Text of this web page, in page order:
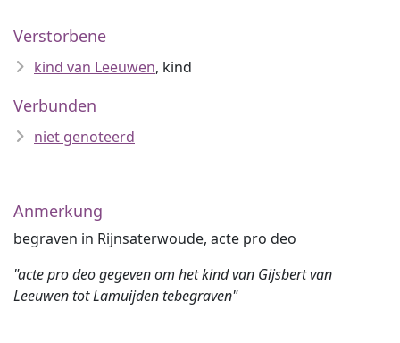
Verstorbene
kind van Leeuwen, kind
Verbunden
niet genoteerd
Anmerkung
begraven in Rijnsaterwoude, acte pro deo
"acte pro deo gegeven om het kind van Gijsbert van
Leeuwen tot Lamuijden tebegraven"